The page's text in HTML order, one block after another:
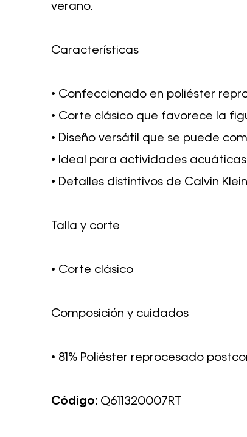
verano.
Características
• Confeccionado en poliéster
• Corte clásico que favorece la
• Diseño versátil que se puede
• Ideal para actividades acuáticas
• Detalles distintivos de Calvin Klein
Talla y corte
• Corte clásico
Composición y cuidados
• 81% Poliéster reprocesado
Código: Q611320007RT